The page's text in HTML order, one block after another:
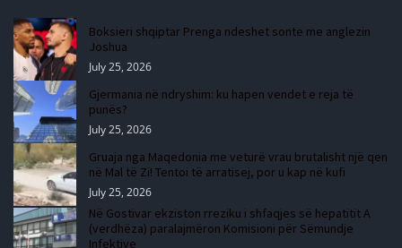
Boksieri shqiptar Prenga ndeshet sonte me anglezin
Joshua
July 25, 2026
Gjermania në ndryshim: ku hapen vendet e reja të
punës?
July 25, 2026
Gruaja nga Maqedonia me veturë vrau brutalisht një qen
në Mal të Zi! Tentoi të arratisej, por u kap në kufi
July 25, 2026
Në Gostivar ekziston rreziku i shfaqjes së hepatitit A
(verdhëza) paralajmëron Komisioni për Sëmundje
Infektive